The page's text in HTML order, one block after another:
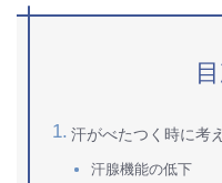
汗がべたつく時に考
汗腺機能の低下